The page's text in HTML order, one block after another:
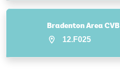
Bradenton Area CVB
12.F025